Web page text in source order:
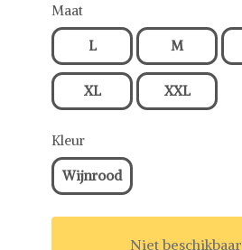
Maat
L M
XL XXL
Kleur
Wijnrood
Niet beschikbaar